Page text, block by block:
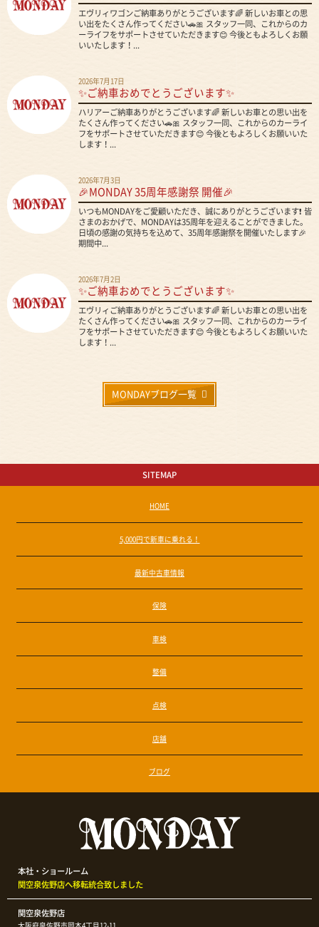
エヴリィワゴンご納車ありがとうございます🌈 新しいお車との思
い出をたくさん作ってください🚗🎀 スタッフ一同、これからのカ
ーライフをサポートさせていただきます😊 今後ともよろしくお願
いいたします！...
2026年7月17日
✨ご納車おめでとうございます✨
ハリアーご納車ありがとうございます🌈 新しいお車との思い出を
たくさん作ってください🚗🎀 スタッフ一同、これからのカーライ
フをサポートさせていただきます😊 今後ともよろしくお願いいた
します！...
2026年7月3日
🎉MONDAY 35周年感謝祭 開催🎉
いつもMONDAYをご愛顧いただき、誠にありがとうございます❗ 皆
さまのおかげで、MONDAYは35周年を迎えることができました。
日頃の感謝の気持ちを込めて、35周年感謝祭を開催いたします🎉
期間中...
2026年7月2日
✨ご納車おめでとうございます✨
エヴリィご納車ありがとうございます🌈 新しいお車との思い出を
たくさん作ってください🚗🎀 スタッフ一同、これからのカーライ
フをサポートさせていただきます😊 今後ともよろしくお願いいた
します！...
MONDAYブログ一覧
SITEMAP
HOME
5,000円で新車に乗れる！
最新中古車情報
保険
車検
整備
点検
店舗
ブログ
本社・ショールーム
関空泉佐野店へ移転統合致しました
関空泉佐野店
大阪府泉佐野市岡本4丁目12-11